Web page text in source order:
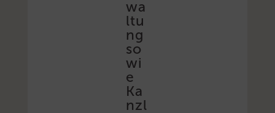
wa
ltu
ng
so
wi
e
Ka
nzl